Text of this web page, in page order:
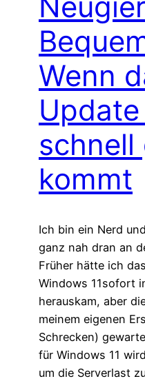
Wenn
schnell
kommt
Ich bin ein Nerd
ganz nah dran an
Früher hätte ich
Windows 11sofort
herauskam, aber
meinem eigenen
Schrecken)
für Windows 11
um die Serverlast